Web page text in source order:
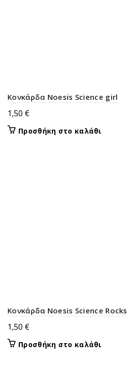
Κονκάρδα Noesis Science girl
1,50 €
Προσθήκη στο καλάθι
Κονκάρδα Noesis Science Rocks
1,50 €
Προσθήκη στο καλάθι